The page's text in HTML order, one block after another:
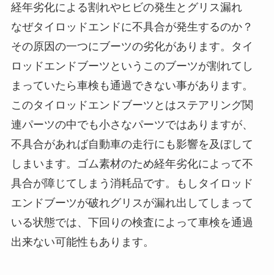
経年劣化による割れやヒビの発生とグリス漏れ
なぜタイロッドエンドに不具合が発生するのか？
その原因の一つにブーツの劣化があります。タイ
ロッドエンドブーツというこのブーツが割れてし
まっていたら車検も通過できない事があります。
このタイロッドエンドブーツとはステアリング関
連パーツの中でも小さなパーツではありますが、
不具合があれば自動車の走行にも影響を及ぼして
しまいます。ゴム素材のため経年劣化によって不
具合が障じてしまう消耗品です。もしタイロッド
エンドブーツが破れグリスが漏れ出してしまって
いる状態では、下回りの検査によって車検を通過
出来ない可能性もあります。